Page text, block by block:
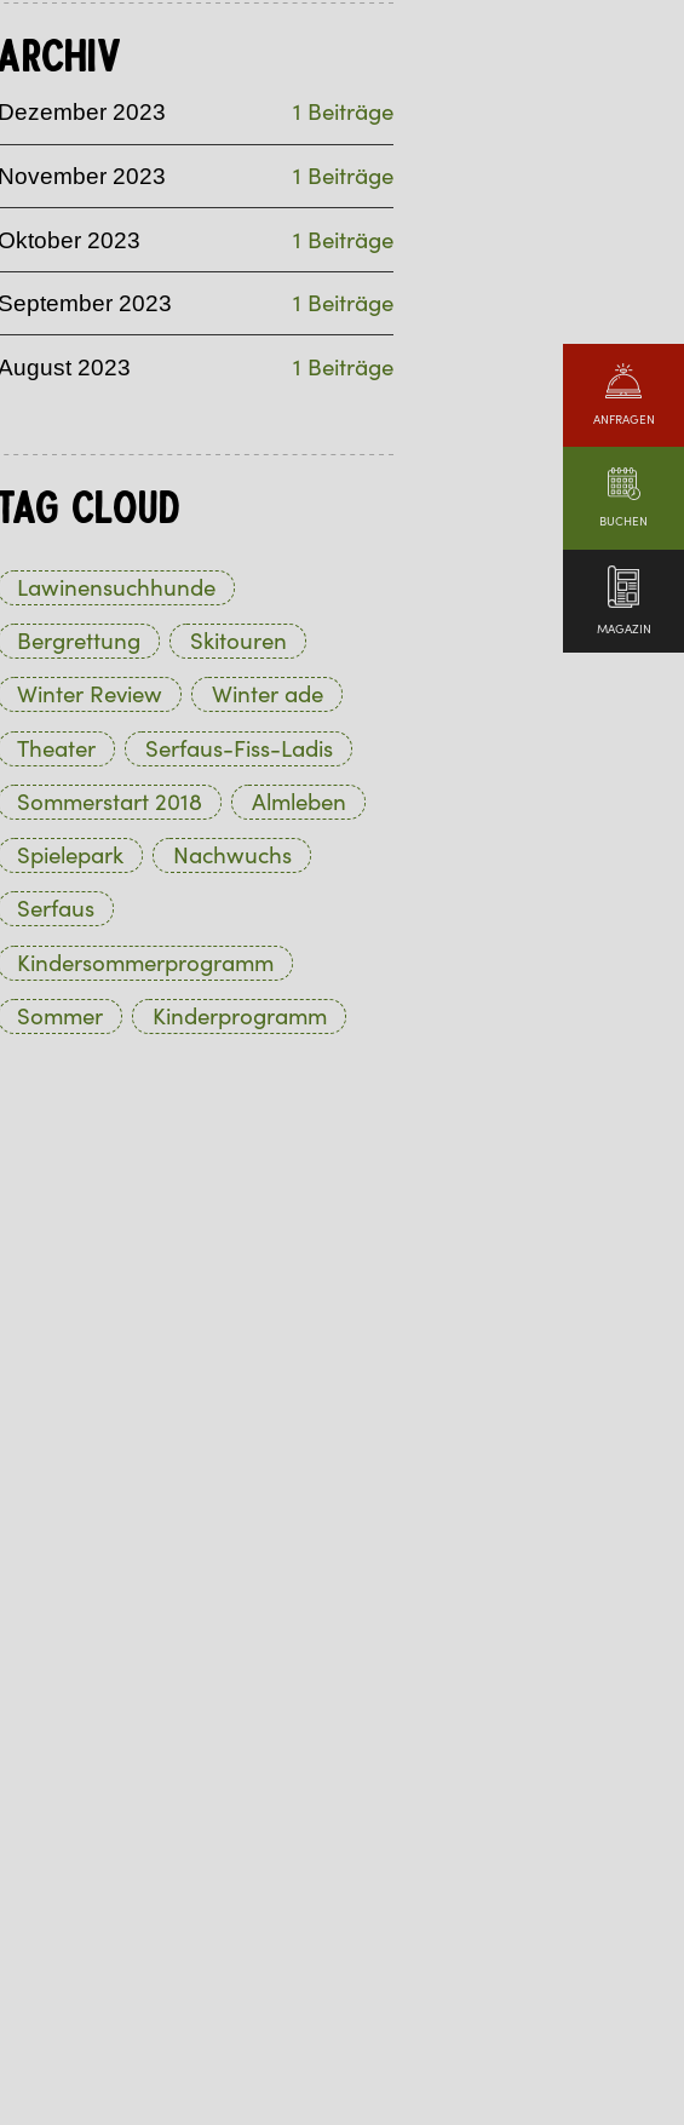
ANFRAGEN
BUCHEN
MAGAZIN
Dezember 2023 1 Beiträge
November 2023 1 Beiträge
Oktober 2023 1 Beiträge
September 2023 1 Beiträge
2023 1 Beiträge
Cloud
Lawinensuchhunde
Bergrettung
Skitouren
Winter Review
Winter ade
Theater
Serfaus-Fiss-Ladis
Sommerstart 2018
Almleben
Spielepark
Nachwuchs
Serfaus
Kindersommerprogramm
Sommer
Kinderprogramm